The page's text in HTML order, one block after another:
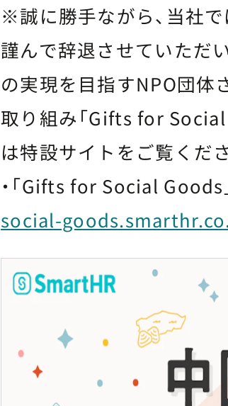
※誠に勝手ながら、当社
謹んで辞退させていただ
の実現を目指すNPO団体
取り組み「Gifts for
は特設サイトをご覧くださ
・「Gifts for Social Goods
social-